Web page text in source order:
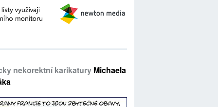
nekorektní karikatury Michaela